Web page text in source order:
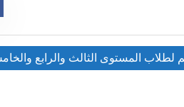
لطلاب المستوى الثالث والرابع